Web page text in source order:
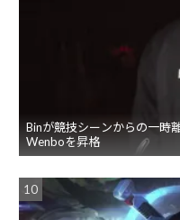
Binが競技シーンからの一時
Wenboを昇格